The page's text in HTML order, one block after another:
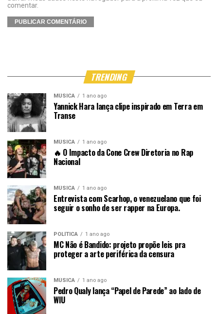
comentar.
TRENDING
MÚSICA 1 ano ago
Yannick Hara lança clipe inspirado em Terra em
Transe
MÚSICA 1 ano ago
🔥 O Impacto da Cone Crew Diretoria no Rap
Nacional
MÚSICA 1 ano ago
Entrevista com Scarhop, o venezuelano que foi
seguir o sonho de ser rapper na Europa.
POLÍTICA 1 ano ago
MC Não é Bandido: projeto propõe leis pra
proteger a arte periférica da censura
MÚSICA 1 ano ago
Pedro Qualy lança “Papel de Parede” ao lado de
WIU